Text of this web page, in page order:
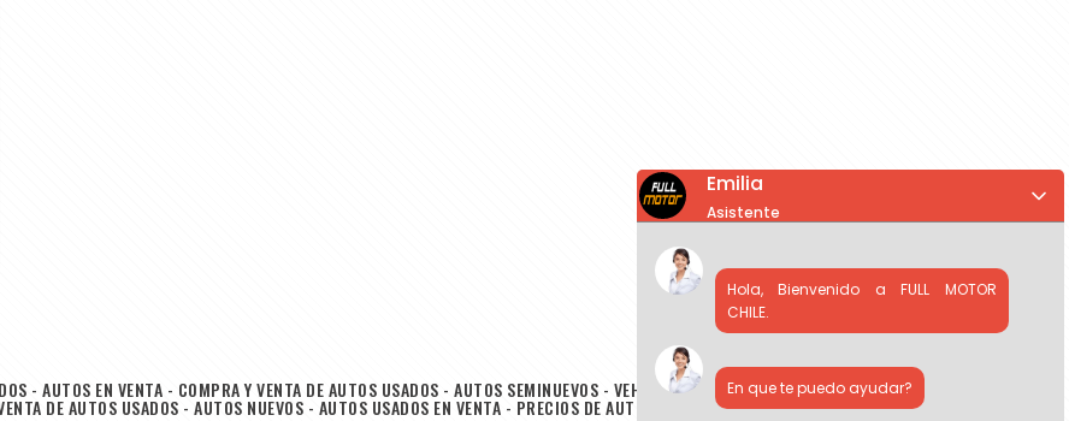
- AUTOS EN VENTA - COMPRA Y VENTA DE AUTOS USADOS - AUTOS SEMINUEVOS - VEHICULOS USADOS - AUTOS EN VENTA - COMPRA DE
DE AUTOS USADOS - AUTOS NUEVOS - AUTOS USADOS EN VENTA - PRECIOS DE AUTOS USADOS
Emilia
Asistente
Hola, Bienvenido a FULL MOTOR
CHILE.
En que te puedo ayudar?